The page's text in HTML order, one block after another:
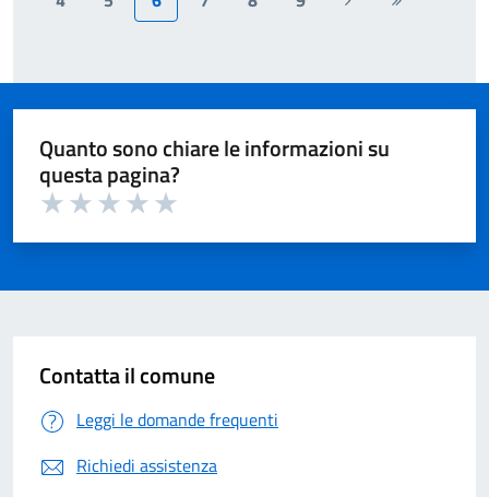
PaginaUltima
Quanto sono chiare le informazioni su
questa pagina?
Contatta il comune
Leggi le domande frequenti
Richiedi assistenza